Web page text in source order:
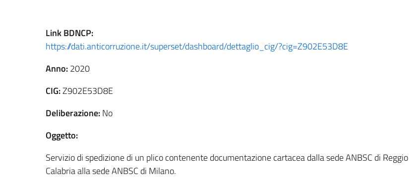
LinkBDNCP:
https://dati.anticorruzione.it/superset/dashboard/dettaglio_cig/?cig=Z902E53D8E
Anno:2020
CIG:Z902E53D8E
Deliberazione:No
Oggetto:
Servizio di spedizione di un plico contenente documentazione cartacea dalla sede ANBSC di Reggio
Calabria alla sede ANBSC di Milano.